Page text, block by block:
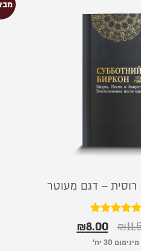
רוסית – דגם מעוטר
דורג
5.00
מתוך 5
₪
₪8.00
מינימום 30 יח׳